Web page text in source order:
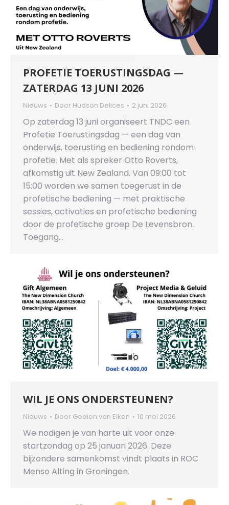
PROFETIE TOERUSTINGSDAG —
ZATERDAG 13 JUNI 2026
Nieuws Door Hudson Delices 2 juni 2026
Op zaterdag 13 juni organiseert TNDC een
Profetie Toerustingsdag — een dag van
onderwijs, toerusting en bediening rondom
profetie. Met als spreker Otto Roverts,
afkomstig uit New Zealand. Van 09:00 tot
15:00 worden we samen toegerust in de
profetische bediening — met praktische
sessies, activaties en profetische bediening
door de profetische groep De Levensbron.
Toegang…
WIL JE ONS ONDERSTEUNEN?
Nieuws Door Gedion van Eiken 10 mei 2026
We nodigen je van harte uit voor onze
startzondag op 25 januari 2026. Deze
bijzondere samenkomst vindt plaats in ROC
Menso Alting in Groningen.